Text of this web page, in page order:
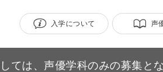
入学について 声
ては、声優学科のみの募集とな